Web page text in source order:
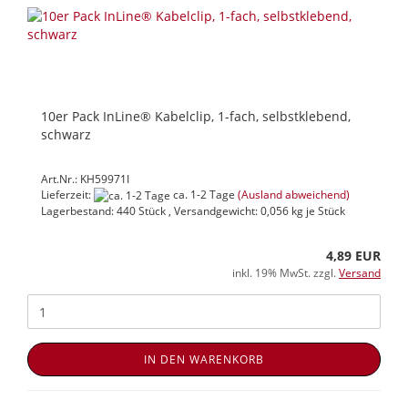
10er Pack InLine® Kabelclip, 1-fach, selbstklebend,
schwarz
Art.Nr.: KH59971I
Lieferzeit:
ca. 1-2 Tage (Ausland abweichend)
Lagerbestand: 440 Stück , Versandgewicht:0,056 kg je Stück
4,89 EUR
inkl. 19% MwSt. zzgl.Versand
IN DEN WARENKORB